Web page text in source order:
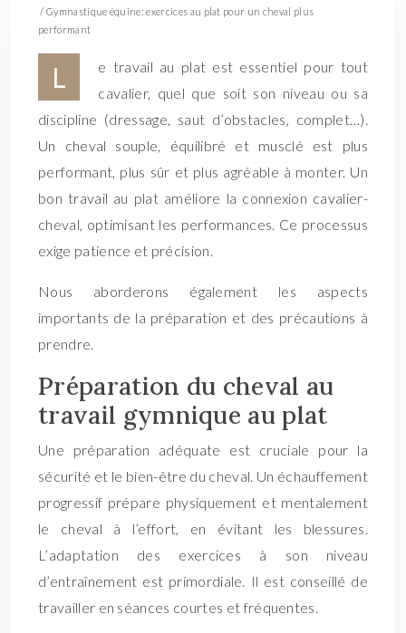
/ Gymnastique équine: exercices au plat pour un cheval plus
performant
L
e travail au plat est essentiel pour tout
cavalier, quel que soit son niveau ou sa
discipline (dressage, saut d’obstacles, complet…).
Un cheval souple, équilibré et musclé est plus
performant, plus sûr et plus agréable à monter. Un
bon travail au plat améliore la connexion cavalier-
cheval, optimisant les performances. Ce processus
exige patience et précision.
Nous aborderons également les aspects
importants de la préparation et des précautions à
prendre.
Préparation du cheval au
travail gymnique au plat
Une préparation adéquate est cruciale pour la
sécurité et le bien-être du cheval. Un échauffement
progressif prépare physiquement et mentalement
le cheval à l’effort, en évitant les blessures.
L’adaptation des exercices à son niveau
d’entraînement est primordiale. Il est conseillé de
travailler en séances courtes et fréquentes.